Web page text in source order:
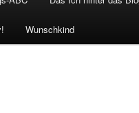
Wunschkind